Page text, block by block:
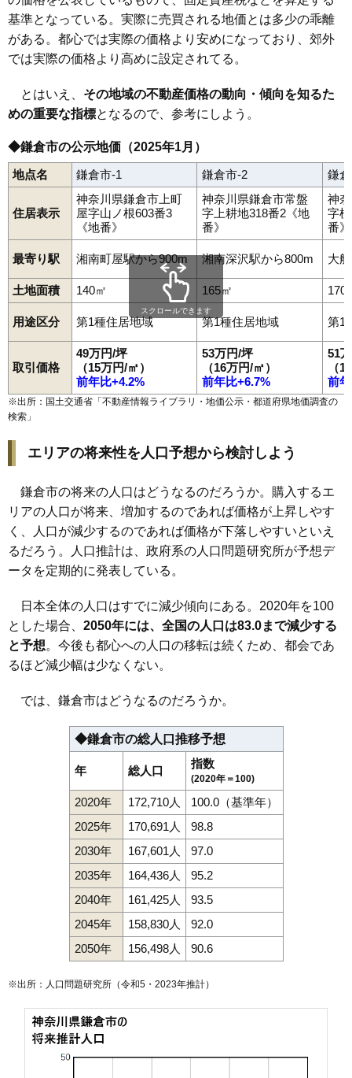
基準となっている。実際に売買される地価とは多少の乖離
がある。都心では実際の価格より安めになっており、郊外
では実際の価格より高めに設定されてる。
とはいえ、 その地域の不動産価格の動向・傾向を知るた
めの重要な指標となるので、参考にしよう。
◆鎌倉市の公示地価（2025年1月）
地点名 鎌倉市-1 鎌倉市-2 鎌
住居表示
神奈川県鎌倉市上町
屋字山ノ根603番3
《地番》
神奈川県鎌倉市常盤
字上耕地318番2《地
番》
神
字
番》
最寄り駅 湘南町屋駅から900m 湘南深沢駅から800m 大
土地面積 140㎡ 165㎡ 170
用途区分 第1種住居地域 第1種住居地域 第1
取引価格
49万円/坪
（15万円/㎡）
前年比+4.2%
53万円/坪
（16万円/㎡）
前年比+6.7%
51
（
前
スクロールできます
※出所：国土交通省「 不動産情報ライブラリ・地価公示・都道府県地価調査の
検索 」
エリアの将来性を人口予想から検討しよう
鎌倉市の将来の人口はどうなるのだろうか。購入するエ
リアの人口が将来、増加するのであれば価格が上昇しやす
く、人口が減少するのであれば価格が下落しやすいといえ
るだろう。人口推計は、政府系の人口問題研究所が予想デ
ータを定期的に発表している。
日本全体の人口はすでに減少傾向にある。2020年を100
とした場合、 2050年には、全国の人口は83.0まで減少する
と予想。今後も都心への人口の移転は続くため、都会であ
るほど減少幅は少なくない。
では、鎌倉市はどうなるのだろうか。
◆鎌倉市の総人口推移予想
年 総人口
指数
(2020年＝100)
2020年 172,710人
100.0（基準年）
2025年
170,691人
98.8
2030年
167,601人
97.0
2035年
164,436人
95.2
2040年
161,425人
93.5
2045年
158,830人
92.0
2050年
156,498人 90.6
※出所：人口問題研究所（令和5・2023年推計）